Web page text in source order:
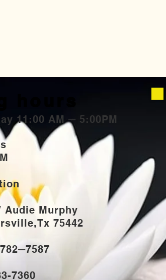
11:00 AM ─ 5:00PM
Audie Murphy
75442
7360